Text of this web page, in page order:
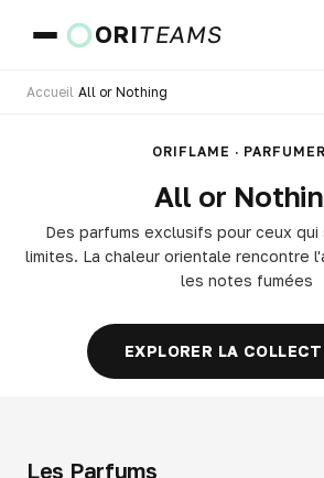
ORITEAMS
Accueil All or Nothing
ORIFLAME ·
All or
Des parfums exclusifs pour ceux qui
limites. La chaleur orientale rencontre
les notes fumées
EXPLORER LA
Les Parfums